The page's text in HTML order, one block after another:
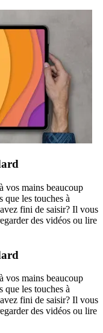
vos mains beaucoup
que les touches à
fini de saisir? Il vous
des vidéos ou lire
vos mains beaucoup
que les touches à
fini de saisir? Il vous
des vidéos ou lire